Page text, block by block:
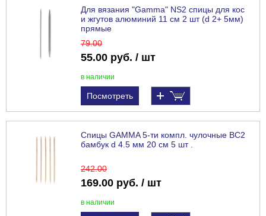
Для вязания "Gamma" NS2 спицы для кос
и жгутов алюминий 11 см 2 шт (d 2+ 5мм)
прямые
79.00
55.00 руб. / шт
в наличии
Посмотреть
Спицы GAMMA 5-ти компл. чулочные BC2
бамбук d 4.5 мм 20 см 5 шт .
242.00
169.00 руб. / шт
в наличии